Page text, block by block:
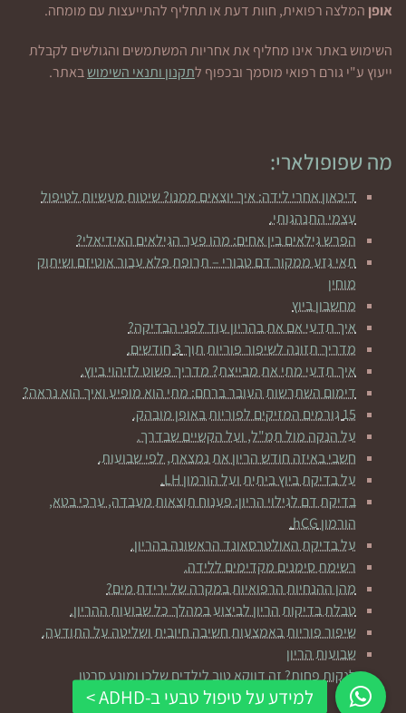
אופן המלצה רפואית, חוות דעת או תחליף להתייעצות עם מומחה.
השימוש באתר אינו מחליף את אחריות המשתמשים והגולשים לקבלת
ייעוץ ע"י גורם רפואי מוסמך ובכפוף לתקנון ותנאי השימושבאתר.
מה שפופולארי:
דיכאון אחרי לידה: איך יוצאים ממנו? שיטות מעשיות לטיפול
עצמי התנהגותי.
הפרש גילאים בין אחים: מהו פער הגילאים האידיאלי?
תאי גזע ממקור דם טבורי – תרופת פלא עבור אוטיזם ושיתוק
מוחין
מחשבון ביוץ
איך תדעי אם את בהריון עוד לפני הבדיקה?
מדריך תזונה לשיפור פוריות תוך 3 חודשים.
איך תדעי מתי את מבייצת? מדריך פשוט לזיהוי ביוץ.
דימום השתרשות העובר ברחם: מתי הוא מופיע ואיך הוא נראה?
15 גורמים המזיקים לפוריות באופן מובהק.
על הנקה מול תמ"ל, ועל הקשיים שבדרך.
חשבי באיזה חודש הריון את נמצאת, לפי שבועות.
על בדיקת ביוץ ביתית ועל הורמון LH.
בדיקת דם לגילוי הריון: פענוח תוצאות מעבדה, ערכי בטא,
הורמון hCG.
על בדיקת האולטרסאונד הראשונה בהריון.
רשימת סימנים מקדימים ללידה.
מהן ההנחיות הרפואיות במקרה של ירידת מים?
טבלת בדיקות הריון לביצוע במהלך כל שבועות ההריון.
שיפור פוריות באמצעות חשיבה חיובית ושליטה על התודעה.
שבועות הריון
לנקות פחות? זה דווקא טוב לילדים שלכן ומונע סרטן